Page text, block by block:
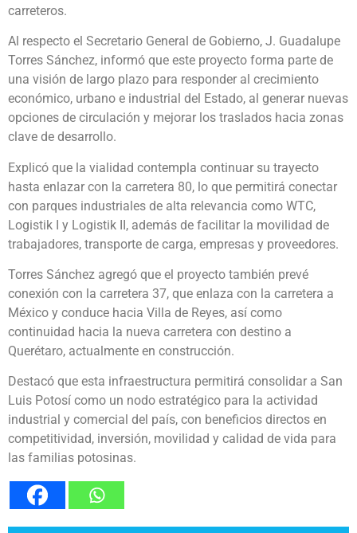
carreteros.
Al respecto el Secretario General de Gobierno, J. Guadalupe
Torres Sánchez, informó que este proyecto forma parte de
una visión de largo plazo para responder al crecimiento
económico, urbano e industrial del Estado, al generar nuevas
opciones de circulación y mejorar los traslados hacia zonas
clave de desarrollo.
Explicó que la vialidad contempla continuar su trayecto
hasta enlazar con la carretera 80, lo que permitirá conectar
con parques industriales de alta relevancia como WTC,
Logistik I y Logistik II, además de facilitar la movilidad de
trabajadores, transporte de carga, empresas y proveedores.
Torres Sánchez agregó que el proyecto también prevé
conexión con la carretera 37, que enlaza con la carretera a
México y conduce hacia Villa de Reyes, así como
continuidad hacia la nueva carretera con destino a
Querétaro, actualmente en construcción.
Destacó que esta infraestructura permitirá consolidar a San
Luis Potosí como un nodo estratégico para la actividad
industrial y comercial del país, con beneficios directos en
competitividad, inversión, movilidad y calidad de vida para
las familias potosinas.